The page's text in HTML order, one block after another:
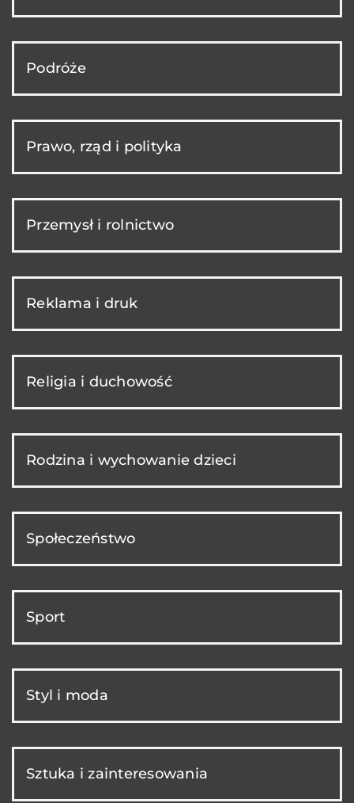
Podróże
Prawo, rząd i polityka
Przemysł i rolnictwo
Reklama i druk
Religia i duchowość
Rodzina i wychowanie dzieci
Społeczeństwo
Sport
Styl i moda
Sztuka i zainteresowania